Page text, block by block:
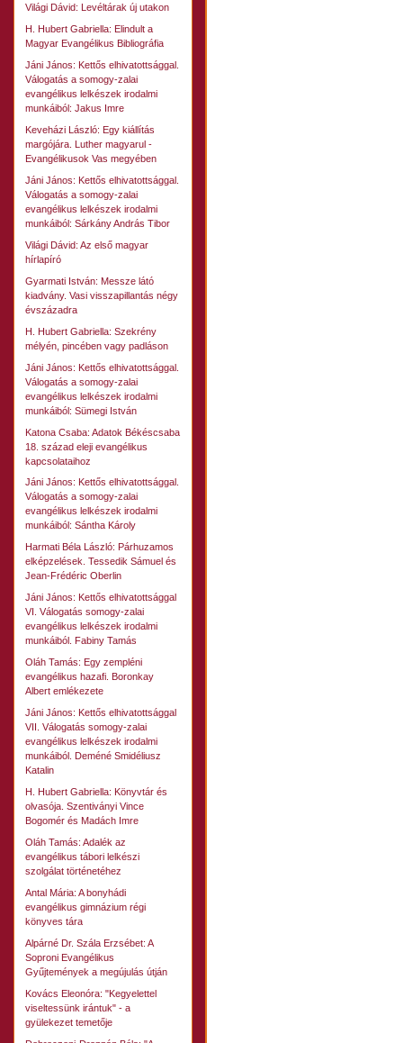
Világi Dávid: Levéltárak új utakon
H. Hubert Gabriella: Elindult a
Magyar Evangélikus Bibliográfia
Jáni János: Kettős elhivatottsággal.
Válogatás a somogy-zalai
evangélikus lelkészek irodalmi
munkáiból: Jakus Imre
Keveházi László: Egy kiállítás
margójára. Luther magyarul -
Evangélikusok Vas megyében
Jáni János: Kettős elhivatottsággal.
Válogatás a somogy-zalai
evangélikus lelkészek irodalmi
munkáiból: Sárkány András Tibor
Világi Dávid: Az első magyar
hírlapíró
Gyarmati István: Messze látó
kiadvány. Vasi visszapillantás négy
évszázadra
H. Hubert Gabriella: Szekrény
mélyén, pincében vagy padláson
Jáni János: Kettős elhivatottsággal.
Válogatás a somogy-zalai
evangélikus lelkészek irodalmi
munkáiból: Sümegi István
Katona Csaba: Adatok Békéscsaba
18. század eleji evangélikus
kapcsolataihoz
Jáni János: Kettős elhivatottsággal.
Válogatás a somogy-zalai
evangélikus lelkészek irodalmi
munkáiból: Sántha Károly
Harmati Béla László: Párhuzamos
elképzelések. Tessedik Sámuel és
Jean-Frédéric Oberlin
Jáni János: Kettős elhivatottsággal
VI. Válogatás somogy-zalai
evangélikus lelkészek irodalmi
munkáiból. Fabiny Tamás
Oláh Tamás: Egy zempléni
evangélikus hazafi. Boronkay
Albert emlékezete
Jáni János: Kettős elhivatottsággal
VII. Válogatás somogy-zalai
evangélikus lelkészek irodalmi
munkáiból. Deméné Smidéliusz
Katalin
H. Hubert Gabriella: Könyvtár és
olvasója. Szentiványi Vince
Bogomér és Madách Imre
Oláh Tamás: Adalék az
evangélikus tábori lelkészi
szolgálat történetéhez
Antal Mária: A bonyhádi
evangélikus gimnázium régi
könyves tára
Alpárné Dr. Szála Erzsébet: A
Soproni Evangélikus
Gyűjtemények a megújulás útján
Kovács Eleonóra: "Kegyelettel
viseltessünk irántuk" - a
gyülekezet temetője